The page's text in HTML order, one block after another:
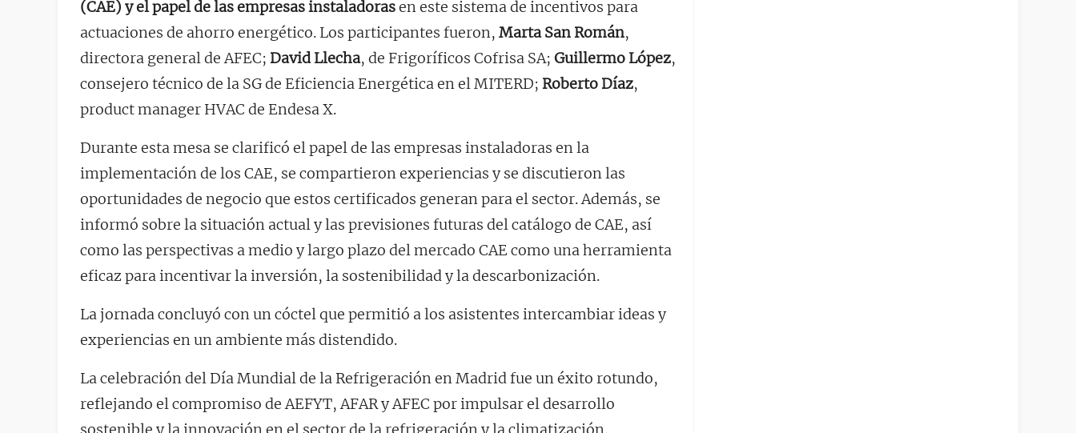
(CAE) y el papel de las empresas instaladorasen este sistema de incentivos para
actuaciones de ahorro energético. Los participantes fueron, Marta San Román,
directora general de AFEC; David Llecha, de Frigoríficos Cofrisa SA; Guillermo López,
consejero técnico de la SG de Eficiencia Energética en el MITERD; Roberto Díaz,
product manager HVAC de Endesa X.
Durante esta mesa se clarificó el papel de las empresas instaladoras en la
implementación de los CAE, se compartieron experiencias y se discutieron las
oportunidades de negocio que estos certificados generan para el sector. Además, se
informó sobre la situación actual y las previsiones futuras del catálogo de CAE, así
como las perspectivas a medio y largo plazo del mercado CAE como una herramienta
eficaz para incentivar la inversión, la sostenibilidad y la descarbonización.
La jornada concluyó con un cóctel que permitió a los asistentes intercambiar ideas y
experiencias en un ambiente más distendido.
La celebración del Día Mundial de la Refrigeración en Madrid fue un éxito rotundo,
reflejando el compromiso de AEFYT, AFAR y AFEC por impulsar el desarrollo